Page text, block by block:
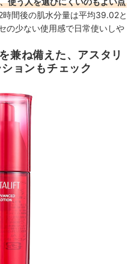
間後の肌水分量は平均39.02と
の少ない使用感で日常使いしや
兼ね備えた、アスタリ
ョンもチェック